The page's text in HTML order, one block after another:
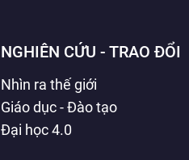
NGHIÊN CỨU - TRAO ĐỔI
Nhìn ra thế giới
Giáo dục - Đào tạo
Đại học 4.0